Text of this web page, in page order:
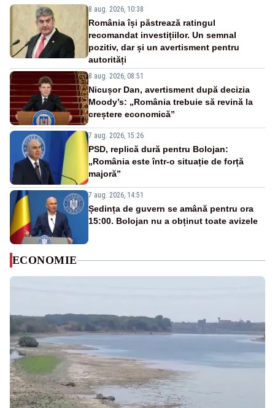
8 aug. 2026, 10:38
România își păstrează ratingul
recomandat investițiilor. Un semnal
pozitiv, dar și un avertisment pentru
autorități
8 aug. 2026, 08:51
Nicușor Dan, avertisment după decizia
Moody’s: „România trebuie să revină la
creștere economică”
7 aug. 2026, 15:26
PSD, replică dură pentru Bolojan:
„România este într-o situație de forță
majoră”
7 aug. 2026, 14:51
Ședința de guvern se amână pentru ora
15:00. Bolojan nu a obținut toate avizele
ECONOMIE